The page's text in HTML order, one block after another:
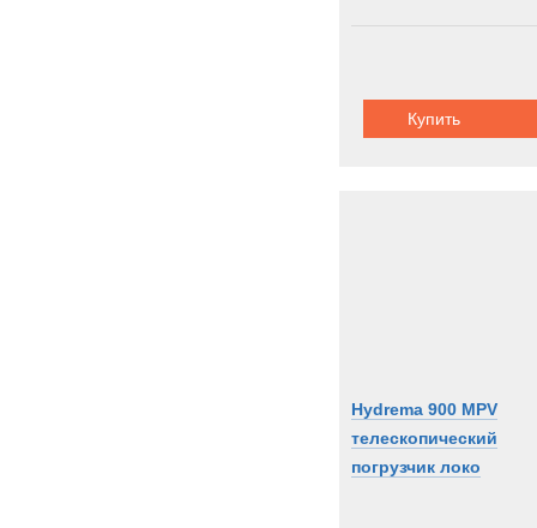
Купить
Hydrema 900 MPV
телескопический
погрузчик локо